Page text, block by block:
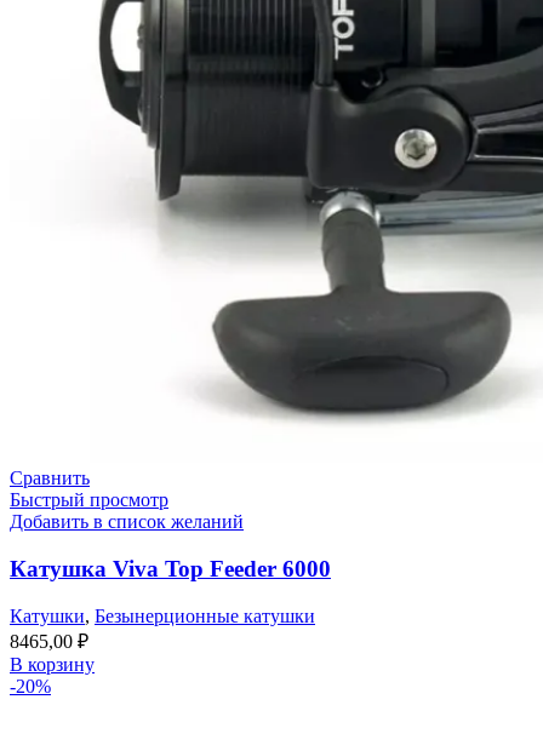
Сравнить
Быстрый просмотр
Добавить в список желаний
Катушка Viva Top Feeder 6000
Катушки, Безынерционные катушки
8465,00 ₽
В корзину
-20%